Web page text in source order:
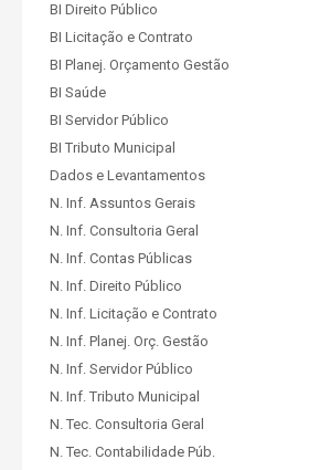
BI Direito Público
BI Licitação e Contrato
BI Planej. Orçamento Gestão
BI Saúde
BI Servidor Público
BI Tributo Municipal
Dados e Levantamentos
N. Inf. Assuntos Gerais
N. Inf. Consultoria Geral
N. Inf. Contas Públicas
N. Inf. Direito Público
N. Inf. Licitação e Contrato
N. Inf. Planej. Orç. Gestão
N. Inf. Servidor Público
N. Inf. Tributo Municipal
N. Tec. Consultoria Geral
N. Tec. Contabilidade Púb.